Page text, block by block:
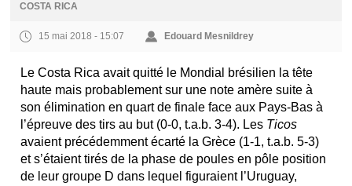
COSTA RICA
15 mai 2018 - 15:07 Edouard Mesnildrey
Le Costa Rica avait quitté le Mondial brésilien la tête
haute mais probablement sur une note amère suite à
son élimination en quart de finale face aux Pays-Bas à
l’épreuve des tirs au but (0-0, t.a.b. 3-4). Les Ticos
avaient précédemment écarté la Grèce (1-1, t.a.b. 5-3)
et s’étaient tirés de la phase de poules en pôle position
de leur groupe D dans lequel figuraient l’Uruguay,